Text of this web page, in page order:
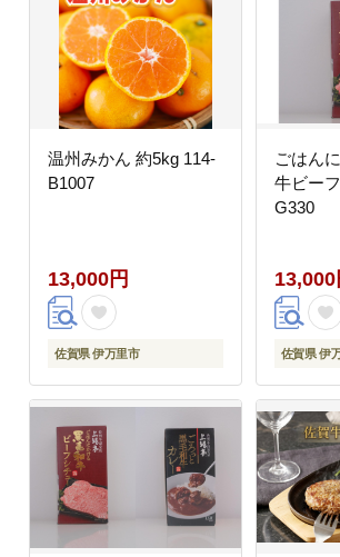
温州みかん 約5kg 114-
B1007
13,000円
佐賀県 伊万里市
ごはん
牛ビー
G330
13,000
佐賀県 伊